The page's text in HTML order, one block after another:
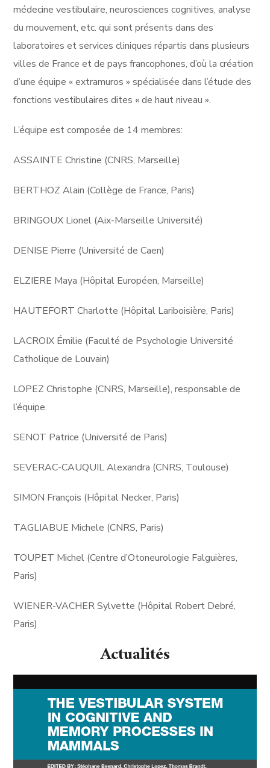
médecine vestibulaire, neurosciences cognitives, analyse
du mouvement, etc. qui sont présents dans des
laboratoires et services cliniques répartis dans plusieurs
villes de France et de pays francophones, d’où la création
d’une équipe « extramuros » spécialisée dans l’étude des
fonctions vestibulaires dites « de haut niveau ».
L’équipe est composée de 14 membres:
ASSAINTE Christine (CNRS, Marseille)
BERTHOZ Alain (Collège de France, Paris)
BRINGOUX Lionel (Aix-Marseille Université)
DENISE Pierre (Université de Caen)
ELZIERE Maya (Hôpital Européen, Marseille)
HAUTEFORT Charlotte (Hôpital Lariboisière, Paris)
LACROIX Émilie (Faculté de Psychologie Université
Catholique de Louvain)
LOPEZ Christophe (CNRS, Marseille), responsable de
l’équipe.
SENOT Patrice (Université de Paris)
SEVERAC-CAUQUIL Alexandra (CNRS, Toulouse)
SIMON François (Hôpital Necker, Paris)
TAGLIABUE Michele (CNRS, Paris)
TOUPET Michel (Centre d’Otoneurologie Falguières,
Paris)
WIENER-VACHER Sylvette (Hôpital Robert Debré,
Paris)
Actualités